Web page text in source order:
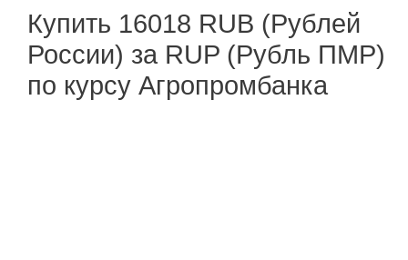
Купить 16018 RUB (Рублей
России) за RUP (Рубль ПМР)
по курсу Агропромбанка